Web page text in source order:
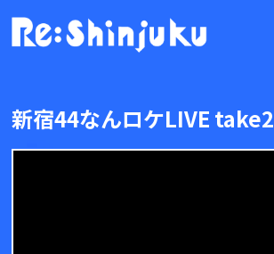
新宿44なんロケLIVE take2